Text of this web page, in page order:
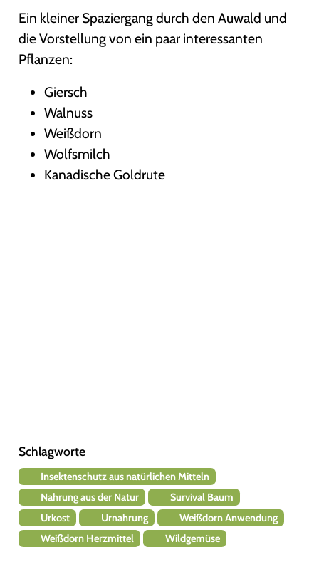
Ein kleiner Spaziergang durch den Auwald und
die Vorstellung von ein paar interessanten
Pflanzen:
Giersch
Walnuss
Weißdorn
Wolfsmilch
Kanadische Goldrute
Schlagworte
Insektenschutz aus natürlichen Mitteln
Nahrung aus der Natur
Survival Baum
Urkost
Urnahrung
Weißdorn Anwendung
Weißdorn Herzmittel
Wildgemüse